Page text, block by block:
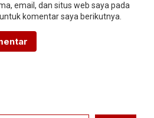
email, dan situs web saya pada
komentar saya berikutnya.